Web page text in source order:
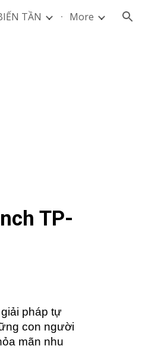
TẦN More
TP-
pháp tự
con người
mãn nhu